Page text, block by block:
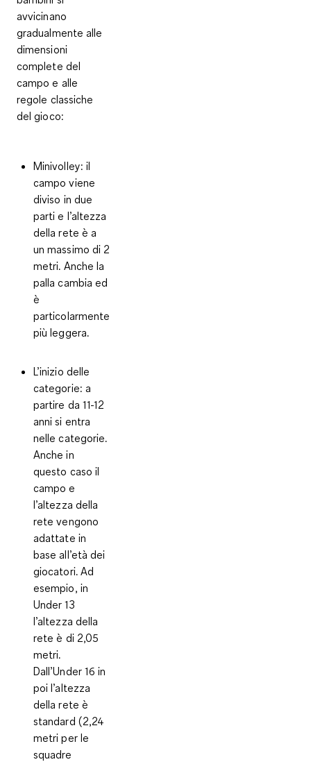
avvicinano
gradualmente alle
dimensioni
complete del
campo e alle
regole classiche
del gioco:
Minivolley: il
campo viene
diviso in due
parti e l’altezza
della rete è a
un massimo di 2
metri. Anche la
palla cambia ed
è
particolarmente
più leggera.
L’inizio delle
categorie: a
partire da 11-12
anni si entra
nelle categorie.
Anche in
questo caso il
campo e
l’altezza della
rete vengono
adattate in
base all’età dei
giocatori. Ad
esempio, in
Under 13
l’altezza della
rete è di 2,05
metri.
Dall’Under 16 in
poi l’altezza
della rete è
standard (2,24
metri per le
squadre